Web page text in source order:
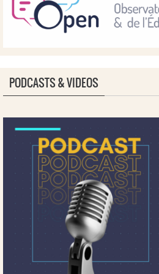
PODCASTS & VIDEOS